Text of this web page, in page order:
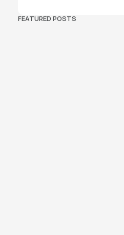
FEATURED POSTS